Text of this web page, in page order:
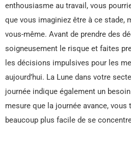
enthousiasme au travail, vous
que vous imaginiez être à ce stade,
vous-même. Avant de prendre des
soigneusement le risque et faites
les décisions impulsives pour les
aujourd’hui. La Lune dans votre
journée indique également un
mesure que la journée avance, vous
beaucoup plus facile de se